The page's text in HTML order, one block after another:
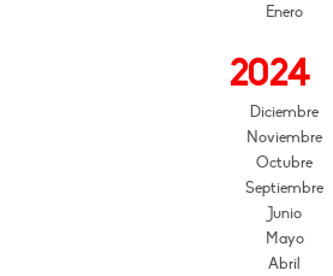
Enero
2024
Diciembre
Noviembre
Octubre
Septiembre
Junio
Mayo
Abril